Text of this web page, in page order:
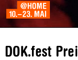
DOK.fest